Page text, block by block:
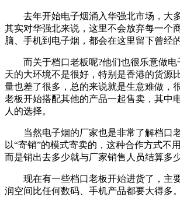
去年开始电子烟涌入华强北市场，大
其实对华强北来说，这里不会放弃每一个
脑、手机到电子烟，都会在这里留下曾经
而关于档口老板呢?他们也很乐意做
天的大环境不是很好，特别是香港的货源
量也差了很多，总的来说就是生意难做，
老板开始搭配其他的产品一起售卖，其中
人的选择。
当然电子烟的厂家也是非常了解档口
以“寄销”的模式寄卖的，这种合作方式不
而是销出去多少就与厂家销售人员结算多少
现在有一些档口老板开始进货了，主
润空间比任何数码、手机产品都要大得多。